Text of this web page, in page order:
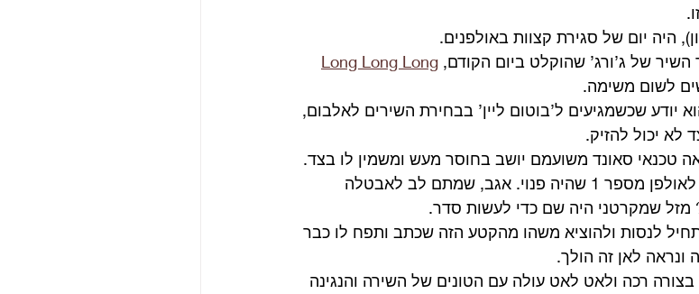
של ג’ורג’ שהוקלט ביום הקודם, Long Long Long
לשום משימה.
יודע שכשמגיעים ל’בוטום ליין’ בבחירת השירים לאלבום,
לא יכול להזיק.
טכנאי סאונד משועמם יושב בחוסר מעש ומשמין לו בצד.
מדובר בקן טאונסנד שנלקח אחר כבוד לאולפן מספר 1 שהיה פנוי. אגב, שמתם לב לאבטלה
מזל שמקרטני היה שם כדי לעשות סדר.
לנסות ולהוציא משהו מהקטע הזה שכתב ותפח לו כבר
מתחיל בצורה רכה ולאט לאט עולה עם הטונים של השירה והנגינה